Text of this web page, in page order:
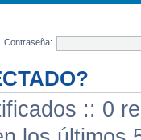
Contraseña:
:: 0